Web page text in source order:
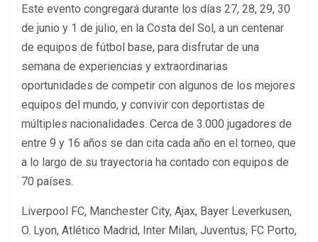
Este evento congregará durante los días 27, 28, 29, 30
de junio y 1 de julio, en la Costa del Sol, a un centenar
de equipos de fútbol base, para disfrutar de una
semana de experiencias y extraordinarias
oportunidades de competir con algunos de los mejores
equipos del mundo, y convivir con deportistas de
múltiples nacionalidades. Cerca de 3.000 jugadores de
entre 9 y 16 años se dan cita cada año en el torneo, que
a lo largo de su trayectoria ha contado con equipos de
70 países.
Liverpool FC, Manchester City, Ajax, Bayer Leverkusen,
O. Lyon, Atlético Madrid, Inter Milan, Juventus, FC Porto,